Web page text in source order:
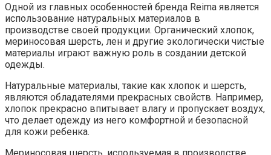
Одной из главных особенностей бренда Reima является
использование натуральных материалов в
производстве своей продукции. Органический хлопок,
мериносовая шерсть, лен и другие экологически чистые
материалы играют важную роль в создании детской
одежды.
Натуральные материалы, такие как хлопок и шерсть,
являются обладателями прекрасных свойств. Например,
хлопок прекрасно впитывает влагу и пропускает воздух,
что делает одежду из него комфортной и безопасной
для кожи ребенка.